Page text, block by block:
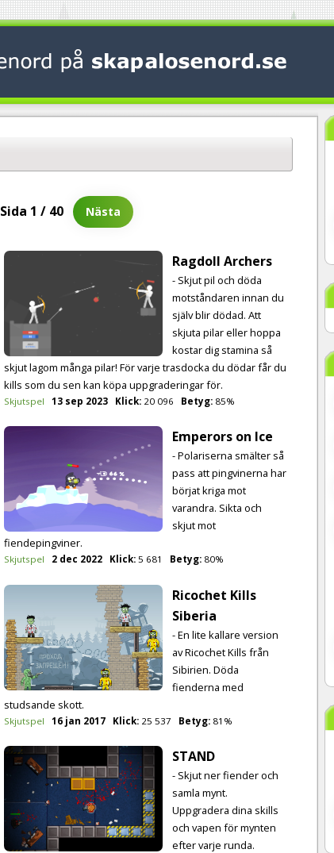
Sida 1 / 40 Nästa
Ragdoll Archers
- Skjut pil och döda
motståndaren innan du
själv blir dödad. Att
skjuta pilar eller hoppa
kostar dig stamina så
skjut lagom många pilar! För varje trasdocka du dödar får du
kills som du sen kan köpa uppgraderingar för.
Skjutspel 13 sep 2023 Klick:20 096 Betyg: 85%
Emperors on Ice
- Polariserna smälter så
pass att pingvinerna har
börjat kriga mot
varandra. Sikta och
skjut mot
fiendepingviner.
Skjutspel 2 dec 2022 Klick:5 681 Betyg: 80%
Ricochet Kills
Siberia
- En lite kallare version
av Ricochet Kills från
Sibirien. Döda
fienderna med
studsande skott.
Skjutspel 16 jan 2017 Klick:25 537 Betyg: 81%
STAND
- Skjut ner fiender och
samla mynt.
Uppgradera dina skills
och vapen för mynten
efter varje runda.